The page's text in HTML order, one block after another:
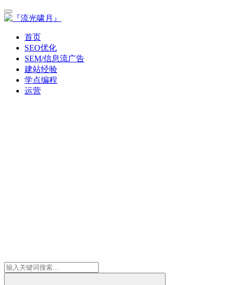
首页
SEO优化
SEM/信息流广告
建站经验
学点编程
运营